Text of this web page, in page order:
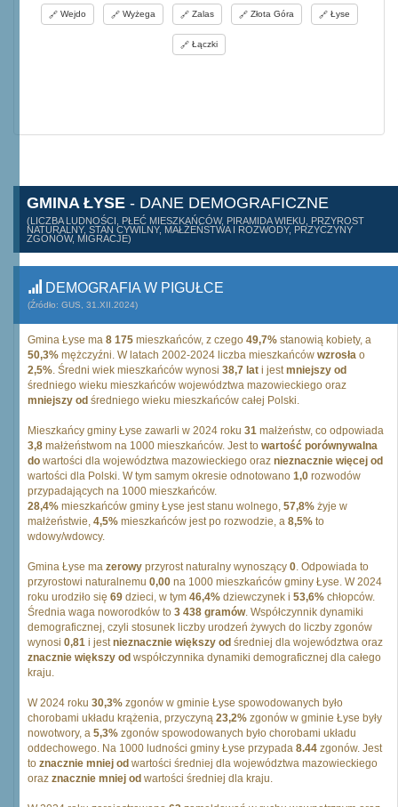
Wejdo Wyżega Zalas Złota Góra Łyse
Łączki
GMINA ŁYSE - DANE DEMOGRAFICZNE
(LICZBA LUDNOŚCI, PŁEĆ MIESZKAŃCÓW, PIRAMIDA WIEKU, PRZYROST
NATURALNY, STAN CYWILNY, MAŁŻEŃSTWA I ROZWODY, PRZYCZYNY
ZGONÓW, MIGRACJE)
DEMOGRAFIA W PIGUŁCE
(Źródło: GUS, 31.XII.2024)
Gmina Łyse ma 8 175 mieszkańców, z czego 49,7% stanowią kobiety, a
50,3% mężczyźni. W latach 2002-2024 liczba mieszkańców wzrosła o
2,5%. Średni wiek mieszkańców wynosi 38,7 lat i jestmniejszy od
średniego wieku mieszkańców województwa mazowieckiego oraz
mniejszy od średniego wieku mieszkańców całej Polski.
Mieszkańcy gminy Łyse zawarli w 2024 roku 31 małżeństw, co odpowiada
3,8 małżeństwom na 1000 mieszkańców. Jest to wartość porównywalna
do wartości dla województwa mazowieckiego oraz nieznacznie więcej od
wartości dla Polski. W tym samym okresie odnotowano 1,0 rozwodów
przypadających na 1000 mieszkańców.
28,4% mieszkańców gminy Łyse jest stanu wolnego, 57,8% żyje w
małżeństwie, 4,5% mieszkańców jest po rozwodzie, a 8,5% to
wdowy/wdowcy.
Gmina Łyse ma zerowy przyrost naturalny wynoszący 0. Odpowiada to
przyrostowi naturalnemu 0,00 na 1000 mieszkańców gminy Łyse. W 2024
roku urodziło się 69 dzieci, w tym 46,4% dziewczynek i 53,6% chłopców.
Średnia waga noworodków to 3 438 gramów. Współczynnik dynamiki
demograficznej, czyli stosunek liczby urodzeń żywych do liczby zgonów
wynosi 0,81 i jestnieznacznie większy od średniej dla województwa oraz
znacznie większy od współczynnika dynamiki demograficznej dla całego
kraju.
W 2024 roku 30,3% zgonów w gminie Łyse spowodowanych było
chorobami układu krążenia, przyczyną 23,2% zgonów w gminie Łyse były
nowotwory, a 5,3% zgonów spowodowanych było chorobami układu
oddechowego. Na 1000 ludności gminy Łyse przypada 8.44 zgonów. Jest
to znacznie mniej od wartości średniej dla województwa mazowieckiego
oraz znacznie mniej od wartości średniej dla kraju.